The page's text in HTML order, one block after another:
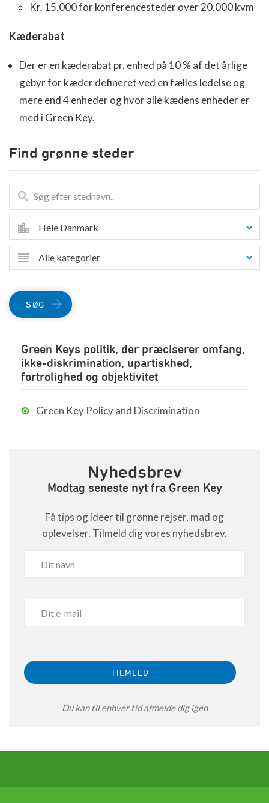
Kr. 15.000 for konferencesteder over 20.000 kvm
Kæderabat
Der er en kæderabat pr. enhed på 10 % af det årlige
gebyr for kæder defineret ved en fælles ledelse og
mere end 4 enheder og hvor alle kædens enheder er
med i Green Key.
Find grønne steder
Hele Danmark
Alle kategorier
SØG
Green Keys politik, der præciserer omfang,
ikke-diskrimination, upartiskhed,
fortrolighed og objektivitet
Green Key Policy and Discrimination
Nyhedsbrev
Modtag seneste nyt fra Green Key
Få tips og ideer til grønne rejser, mad og
oplevelser. Tilmeld dig vores nyhedsbrev.
Du kan til enhver tid afmelde dig igen